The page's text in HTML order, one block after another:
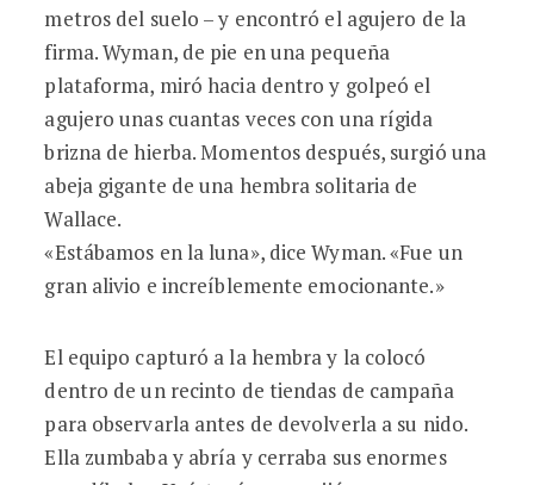
metros del suelo – y encontró el agujero de la
firma. Wyman, de pie en una pequeña
plataforma, miró hacia dentro y golpeó el
agujero unas cuantas veces con una rígida
brizna de hierba. Momentos después, surgió una
abeja gigante de una hembra solitaria de
Wallace.
«Estábamos en la luna», dice Wyman. «Fue un
gran alivio e increíblemente emocionante.»
El equipo capturó a la hembra y la colocó
dentro de un recinto de tiendas de campaña
para observarla antes de devolverla a su nido.
Ella zumbaba y abría y cerraba sus enormes